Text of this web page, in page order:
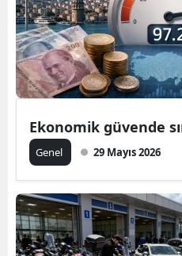
Ekonomik güvende
Genel 29 Mayıs 2026